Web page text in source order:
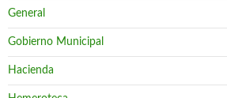
General
Gobierno Municipal
Hacienda